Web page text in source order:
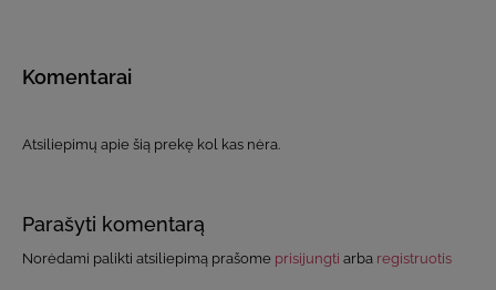
Komentarai
Atsiliepimų apie šią prekę kol kas nėra.
Parašyti komentarą
Norėdami palikti atsiliepimą prašome prisijungti arba registruotis